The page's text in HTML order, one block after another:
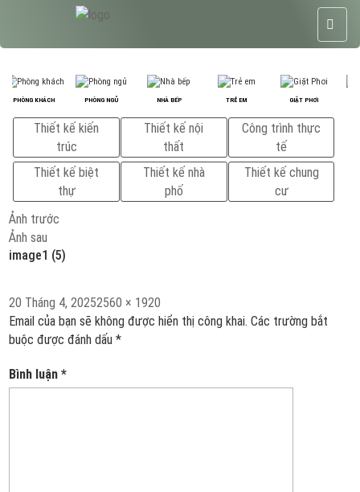
PHÒNG KHÁCH PHÒNG NGỦ NHÀ BẾP TRẺ EM GIẶT PHƠI
Thiết kế kiến
trúc
Thiết kế nội
thất
Công trình thực
tế
Thiết kế biệt
thự
Thiết kế nhà
phố
Thiết kế chung
cư
Ảnh trước
Ảnh sau
image1 (5)
Đăng
vào
ngày
20 Tháng 4, 2025Kích
cỡ
đầy
2560 × 1920
Email của bạn sẽ không được hiển thị công khai. Các trường bắt
buộc được đánh dấu*
Bình luận*